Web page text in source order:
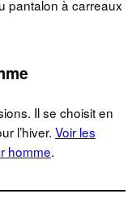
pantalon à carreaux
Il se choisit en
l’hiver. Voir les
homme.